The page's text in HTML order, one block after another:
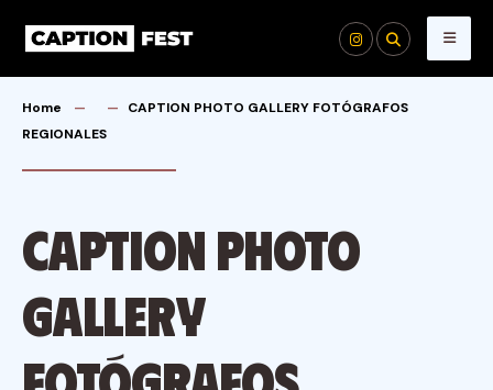
Home
CAPTION PHOTO GALLERY FOTÓGRAFOS
REGIONALES
CAPTION PHOTO
GALLERY